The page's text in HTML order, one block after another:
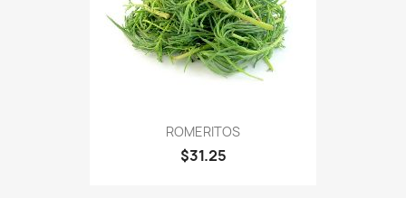
ROMERITOS
$31.25